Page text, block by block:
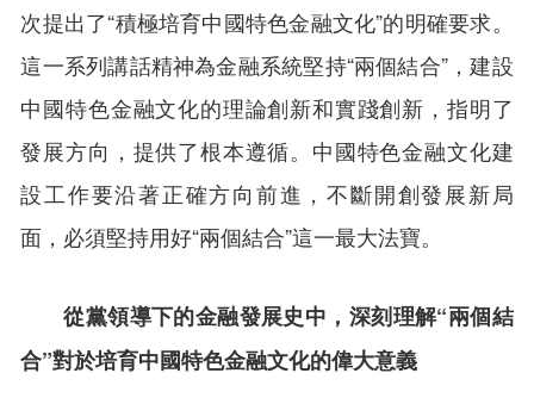
次提出了“積極培育中國特色金融文化”的明確要求。
這一系列講話精神為金融系統堅持“兩個結合”，建設
中國特色金融文化的理論創新和實踐創新，指明了
發展方向，提供了根本遵循。中國特色金融文化建
設工作要沿著正確方向前進，不斷開創發展新局
面，必須堅持用好“兩個結合”這一最大法寶。
從黨領導下的金融發展史中，深刻理解“兩個結
合”對於培育中國特色金融文化的偉大意義